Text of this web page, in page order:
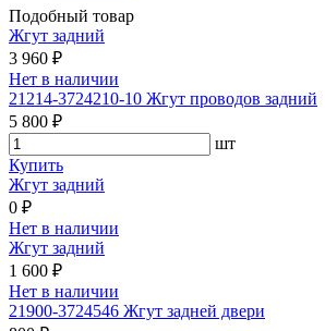
Подобный товар
Жгут задний
3 960 ₽
Нет в наличии
21214-3724210-10 Жгут проводов задний
5 800 ₽
шт
Купить
Жгут задний
0 ₽
Нет в наличии
Жгут задний
1 600 ₽
Нет в наличии
21900-3724546 Жгут задней двери